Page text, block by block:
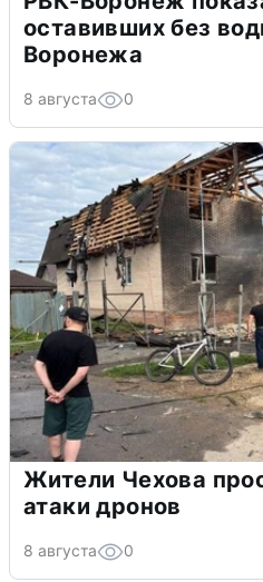
оставивших без
Воронежа
8 августа 0
Жители Чехова
атаки дронов
8 августа 0